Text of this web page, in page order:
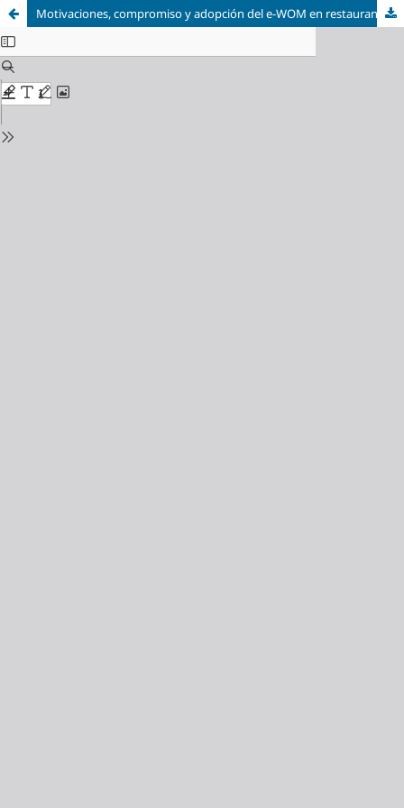
Motivaciones, compromiso y adopción del e-WOM en restaurantes